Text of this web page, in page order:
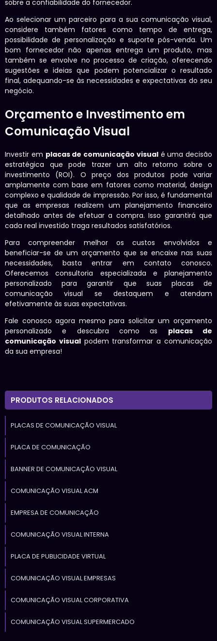
sobre a confiabilidade do fornecedor.
Ao selecionar um parceiro para a sua comunicação visual,
considere também fatores como tempo de entrega,
possibilidade de personalização e suporte pós-venda. Um
bom fornecedor não apenas entrega um produto, mas
também se envolve no processo de criação, oferecendo
sugestões e ideias que podem potencializar o resultado
final, adequando-se às necessidades e expectativas do seu
negócio.
Orçamento e Investimento em
Comunicação Visual
Investir em placas de comunicação visualé uma decisão
estratégica que pode trazer um alto retorno sobre o
investimento (ROI). O preço dos produtos pode variar
amplamente com base em fatores como material, design
complexo e qualidade de impressão. Por isso, é fundamental
que as empresas realizem um planejamento financeiro
detalhado antes de efetuar a compra. Isso garantirá que
cada real investido traga resultados satisfatórios.
Para compreender melhor os custos envolvidos e
beneficiar-se de um orçamento que se encaixe nas suas
necessidades, basta entrar em contato conosco.
Oferecemos consultoria especializada e planejamento
personalizado para garantir que suas placas de
comunicação visual se destaquem e atendam
efetivamente às suas expectativas.
Fale conosco agora mesmo para solicitar um orçamento
personalizado e descubra como as placas de
comunicação visualpodem transformar a comunicação
da sua empresa!
PRODUTOS RELACIONADOS
PLACAS DE COMUNICAÇÃO VISUAL
PLACA DE COMUNICAÇÃO
BANNER DE COMUNICAÇÃO VISUAL
COMUNICAÇÃO VISUAL ACM
EMPRESA DE COMUNICAÇÃO
COMUNICAÇÃO VISUAL INTERNA
PLACA DE PUBLICIDADE VIRTUAL
COMUNICAÇÃO VISUAL EMPRESAS
COMUNICAÇÃO VISUAL CORPORATIVA
COMUNICAÇÃO VISUAL SUPERMERCADO